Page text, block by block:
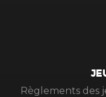
Règlements des